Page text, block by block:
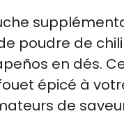
poudre de
en dés.
épicé à
de